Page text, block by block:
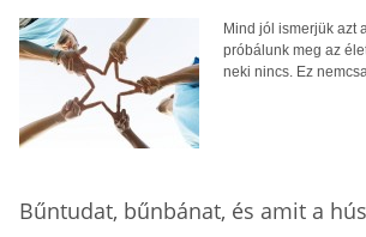
Mind jól ismerjük azt
próbálunk meg az
neki nincs. Ez
Bűntudat, bűnbánat, és amit a